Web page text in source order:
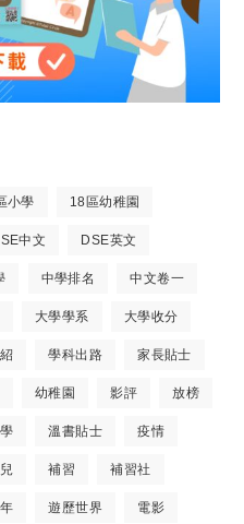
小學 18區幼稚園
中文 DSE英文
中學排名 中文卷一
大學學系 大學收分
學科出路 家長貼士
幼稚園 影評 放榜
溫書貼士 疫情
補習 補習社
遊歷世界 電影